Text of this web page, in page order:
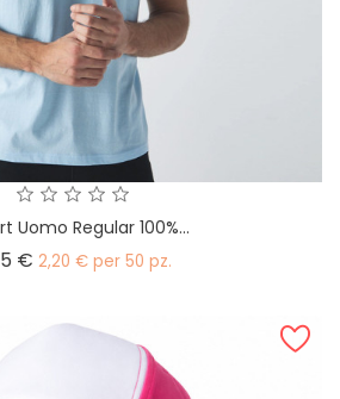
Uomo Regular 100%...
€ Prezzo
2,20 € per 50 pz.